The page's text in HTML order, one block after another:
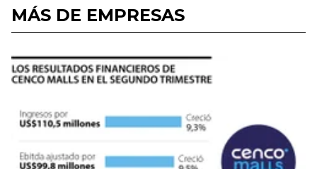
MÁS DE EMPRESAS